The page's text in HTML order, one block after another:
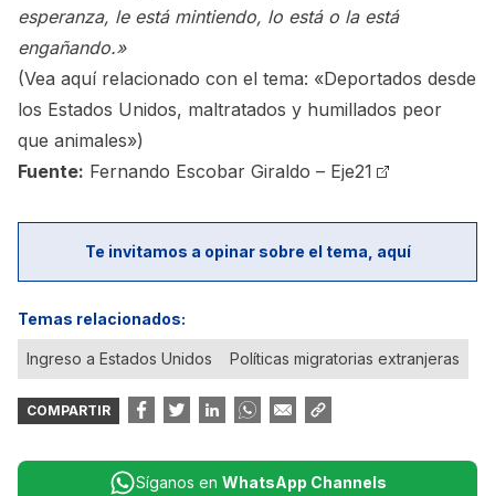
esperanza, le está mintiendo, lo está o la está
engañando.»
(Vea aquí relacionado con el tema: «Deportados desde
los Estados Unidos, maltratados y humillados peor
que animales»)
Fuente: Fernando Escobar Giraldo – Eje21
Te invitamos a opinar sobre el tema, aquí
Temas relacionados:
Ingreso a Estados Unidos Políticas migratorias extranjeras
COMPARTIR
Síganos en WhatsApp Channels